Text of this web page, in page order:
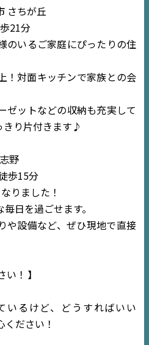
TOP
さちが丘
21分
のいるご家庭にぴったりの住
！対面キッチンで家族との会
ゼットなどの収納も充実して
きり片付きます♪
野
歩15分
りました！
日を過ごせます。
や設備など、ぜひ現地で直接
い！ 】
いるけど、どうすればいい
ださい！